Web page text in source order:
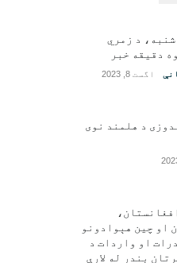
د زمري
اگست 8, 2023
د هلمند نوی
او چین هېوادونو
او واردات د
بندر له لارې